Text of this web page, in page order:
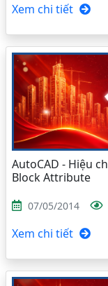
Xem chi tiết
AutoCAD - Hiệu
Block Attribute
07/05/2014
Xem chi tiết